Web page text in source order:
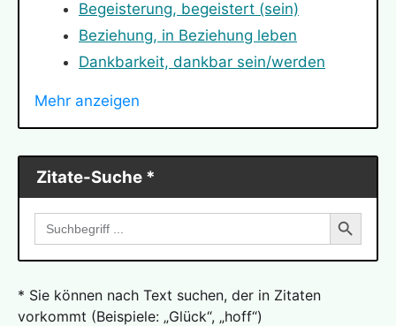
Bodelschwingh, Friedrich von
Bonhoeffer, Dietrich
Buber, Martin
Carnegie, Dale
Churchill, Winston
Claudius, Matthias
Coue, Emil
Begeisterung, begeistert (sein)
Beziehung, in Beziehung leben
Dankbarkeit, dankbar sein/werden
Einstellung, eingestellt sein
Freiheit, frei sein/werden
Freundschaft
Glück, glücklich sein/werden
Heilung, heilen, geheilt werden
Krise
Mehr anzeigen
Zitate-Suche *
Search
for:
Search Button
* Sie können nach Text suchen, der in Zitaten
vorkommt (Beispiele: „Glück“, „hoff“)